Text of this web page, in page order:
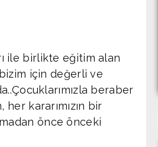
ile birlikte eğitim alan
için değerli ve
beraber
her kararımızın bir
önce önceki